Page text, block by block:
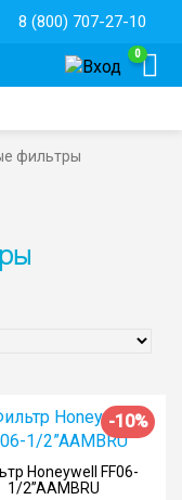
8 (800) 707-27-10
0
фильтры
-10%
Honeywell FF06-
1/2”AAMBRU